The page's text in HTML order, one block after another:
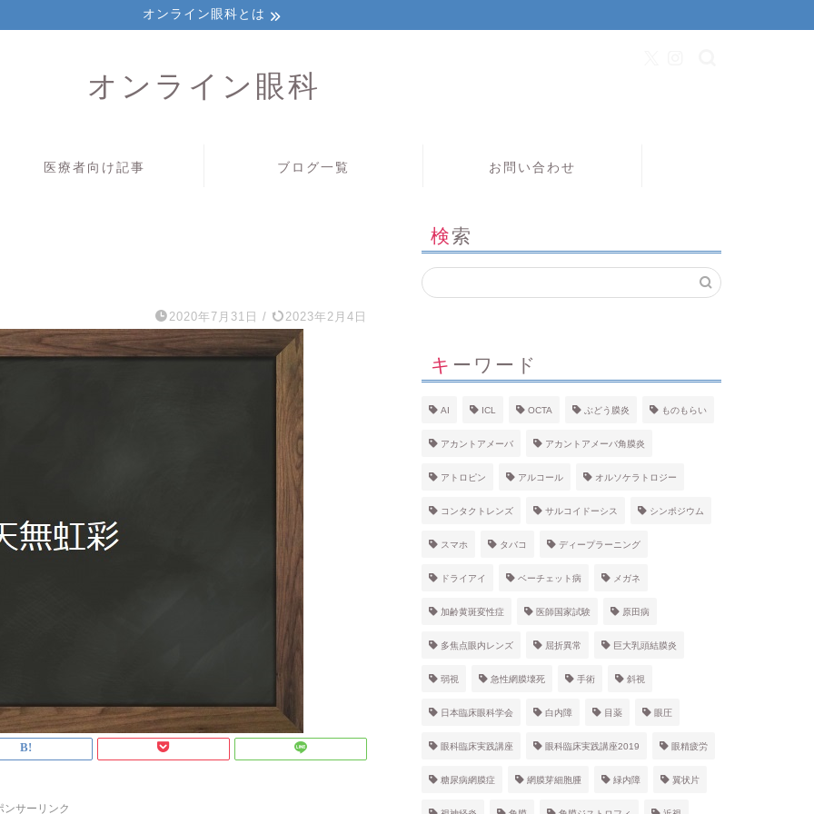
オンライン眼科とは
オンライン眼科
医療者向け記事 ブログ一覧 お問い合わせ
2020年7月31日 / 2023年2月4日
ンサーリンク
検索
キーワード
AI ICL OCTA ぶどう膜炎 ものもらい
アカントアメーバ アカントアメーバ角膜炎
アトロピン アルコール オルソケラトロジー
コンタクトレンズ サルコイドーシス シンポジウム
スマホ タバコ ディープラーニング
ドライアイ ベーチェット病 メガネ
加齢黄斑変性症 医師国家試験 原田病
多焦点眼内レンズ 屈折異常 巨大乳頭結膜炎
弱視 急性網膜壊死 手術 斜視
日本臨床眼科学会 白内障 目薬 眼圧
眼科臨床実践講座 眼科臨床実践講座2019 眼精疲労
糖尿病網膜症 網膜芽細胞腫 緑内障 翼状片